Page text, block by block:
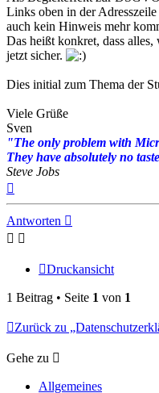
Links oben in der
auch kein Hinweis mehr
Das heißt konkret, dass
jetzt sicher.
Dies initial zum Thema der
Viele Grüße
Sven
"The only problem with
They have absolutely no
Steve Jobs
Antworten
Druckansicht
1 Beitrag • Seite 1 von 1
Zurück zu
Gehe zu
Allgemeines